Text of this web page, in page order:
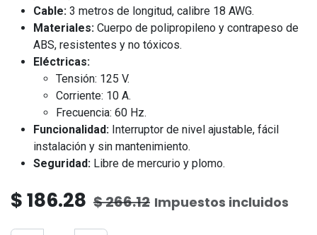
Cable: 3 metros de longitud, calibre 18 AWG.
Materiales: Cuerpo de polipropileno y contrapeso de
ABS, resistentes y no tóxicos.
Eléctricas:
Tensión: 125 V.
Corriente: 10 A.
Frecuencia: 60 Hz.
Funcionalidad: Interruptor de nivel ajustable, fácil
instalación y sin mantenimiento.
Seguridad: Libre de mercurio y plomo.
$186.28 $266.12 Impuestos incluidos